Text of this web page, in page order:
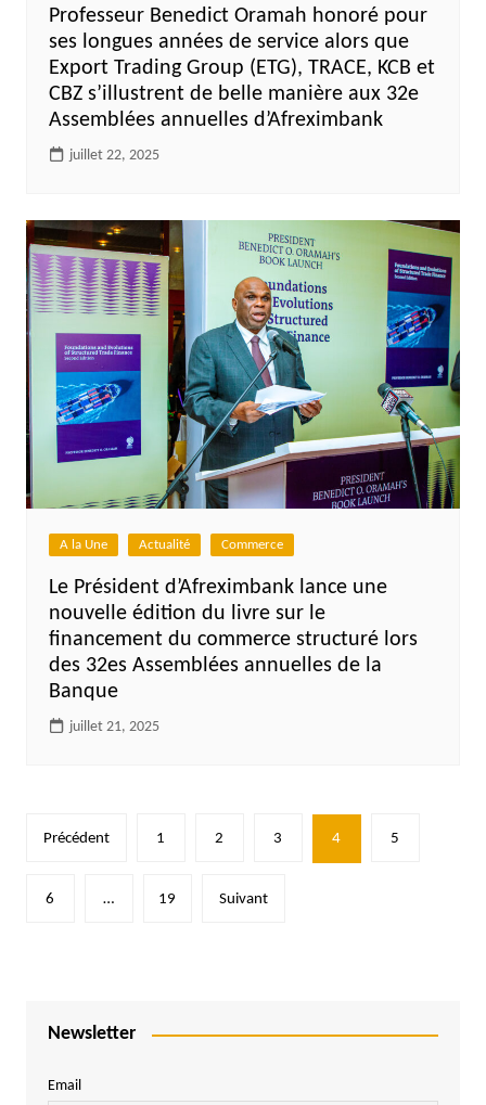
Professeur Benedict Oramah honoré pour
ses longues années de service alors que
Export Trading Group (ETG), TRACE, KCB et
CBZ s’illustrent de belle manière aux 32e
Assemblées annuelles d’Afreximbank
juillet 22, 2025
A la Une Actualité Commerce
Le Président d’Afreximbank lance une
nouvelle édition du livre sur le
financement du commerce structuré lors
des 32es Assemblées annuelles de la
Banque
juillet 21, 2025
Pagination
publications
Précédent 1 2 3 4 5
6 … 19 Suivant
Newsletter
Email